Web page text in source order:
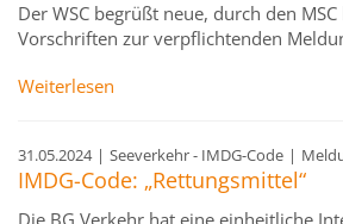
Der WSC begrüßt neue, durch den
Vorschriften zur verpflichtenden
Weiterlesen
31.05.2024 | Seeverkehr - IMDG-Code |
IMDG-Code: „Rettungsmittel“
Die BG Verkehr hat eine einheitliche